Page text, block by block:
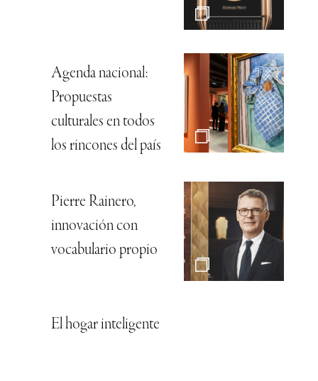
Agenda nacional:
Propuestas
culturales en todos
los rincones del país
Pierre Rainero,
innovación con
vocabulario propio
El hogar inteligente